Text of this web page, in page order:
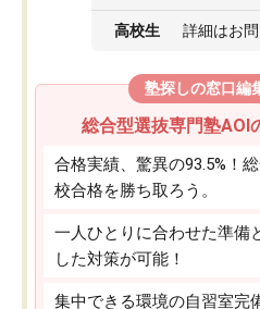
高校生 詳細はお
塾探しの窓口編
総合型選抜専門塾AOI
合格実績、驚異の93.5%！
校合格を勝ち取ろう。
一人ひとりに合わせた準備
した対策が可能！
集中できる環境の自習室完